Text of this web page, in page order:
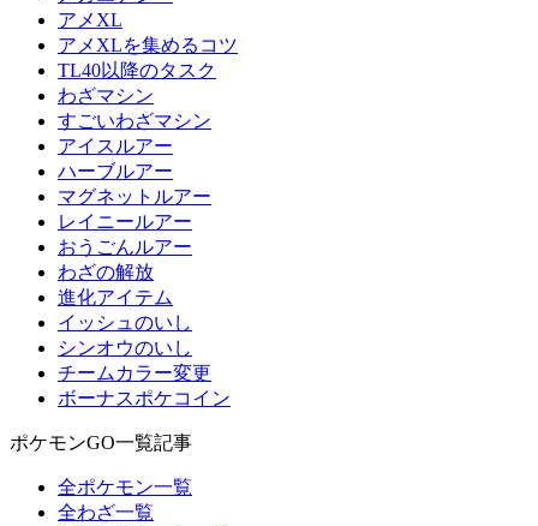
アメXL
アメXLを集めるコツ
TL40以降のタスク
わざマシン
すごいわざマシン
アイスルアー
ハーブルアー
マグネットルアー
レイニールアー
おうごんルアー
わざの解放
進化アイテム
イッシュのいし
シンオウのいし
チームカラー変更
ボーナスポケコイン
ポケモンGO一覧記事
全ポケモン一覧
全わざ一覧